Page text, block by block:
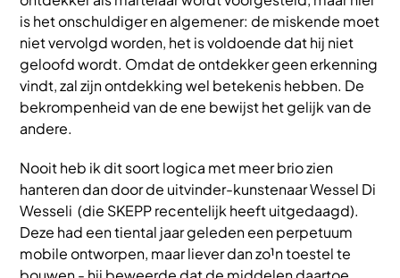
is het onschuldiger en algemener: de miskende moet
niet vervolgd worden, het is voldoende dat hij niet
geloofd wordt. Omdat de ontdekker geen erkenning
vindt, zal zijn ontdekking wel betekenis hebben. De
bekrompenheid van de ene bewijst het gelijk van de
andere.
Nooit heb ik dit soort logica met meer brio zien
hanteren dan door de uitvinder-kunstenaar Wessel Di
Wesseli (die SKEPP recentelijk heeft uitgedaagd).
Deze had een tiental jaar geleden een perpetuum
mobile ontworpen, maar liever dan zo¹n toestel te